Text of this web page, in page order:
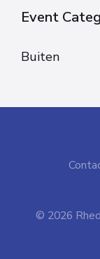
Event
Buiten
© 2026